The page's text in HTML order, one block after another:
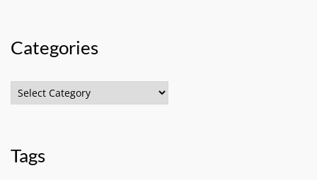
Categories
Categories
Tags